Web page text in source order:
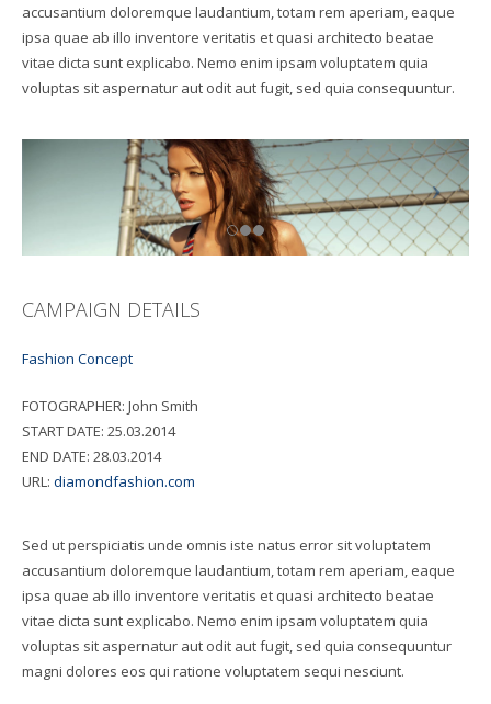
accusantium doloremque laudantium, totam rem aperiam, eaque
ipsa quae ab illo inventore veritatis et quasi architecto beatae
vitae dicta sunt explicabo. Nemo enim ipsam voluptatem quia
voluptas sit aspernatur aut odit aut fugit, sed quia consequuntur.
CAMPAIGN DETAILS
Fashion Concept
FOTOGRAPHER: John Smith
START DATE: 25.03.2014
END DATE: 28.03.2014
URL: diamondfashion.com
Sed ut perspiciatis unde omnis iste natus error sit voluptatem
accusantium doloremque laudantium, totam rem aperiam, eaque
ipsa quae ab illo inventore veritatis et quasi architecto beatae
vitae dicta sunt explicabo. Nemo enim ipsam voluptatem quia
voluptas sit aspernatur aut odit aut fugit, sed quia consequuntur
magni dolores eos qui ratione voluptatem sequi nesciunt.